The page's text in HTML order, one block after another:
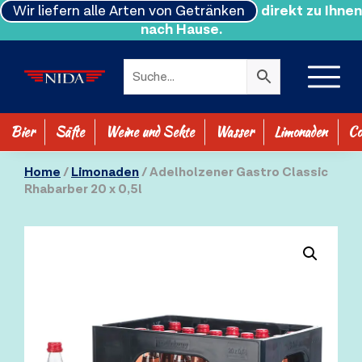
Wir liefern alle Arten von Getränken
direkt zu Ihnen
nach Hause.
SHOP ALLE
Bier Säfte Weine und Sekte Wasser Limonaden
Home/Limonaden/ Adelholzener Gastro Classic
Rhabarber 20 x 0,5l